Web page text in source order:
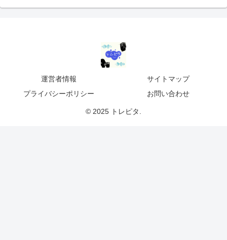
運営者情報
サイトマップ
プライバシーポリシー
お問い合わせ
© 2025 トレピタ.